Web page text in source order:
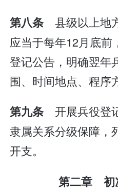
第八条县级以上地
应当于每年12月底前
登记公告，明确翌年
围、时间地点、程序
第九条开展兵役登
隶属关系分级保障，
开支。
第二章 初